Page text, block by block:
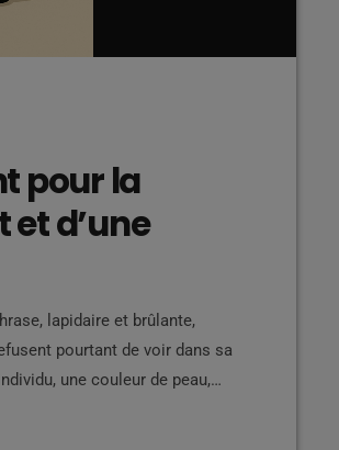
pour la
et d’une
lapidaire et brûlante,
pourtant de voir dans sa
une couleur de peau,
entité parasitaire qui